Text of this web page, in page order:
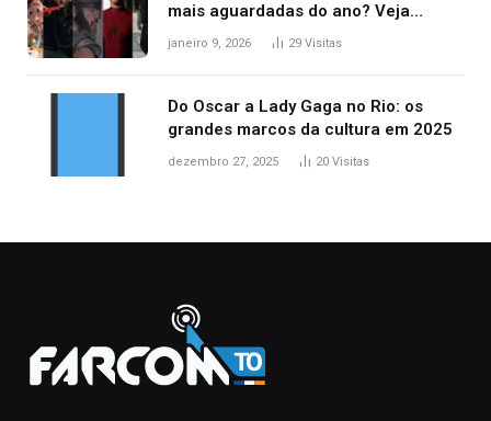
mais aguardadas do ano? Veja
principais lançamentos do cinema
janeiro 9, 2026 29 Visitas
Do Oscar a Lady Gaga no Rio: os
grandes marcos da cultura em 2025
dezembro 27, 2025 20 Visitas